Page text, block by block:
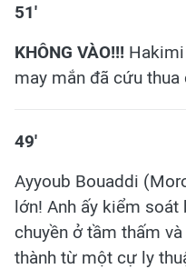
51'
KHÔNG VÀO!!!
may mắn đã cứu thua
49'
Ayyoub Bouaddi
lớn! Anh ấy kiểm
chuyền ở tầm thấm
thành từ một cự ly